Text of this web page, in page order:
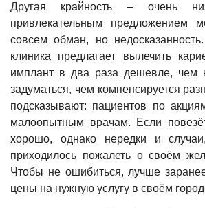
Другая крайность – очень
привлекательным предложением
совсем обман, но
клиника предлагает вылечить
имплант в два раза дешевле, чем
задуматься, чем компенсируется
подсказывают: пациентов по
малоопытным врачам. Если
хорошо, однако нередки и
приходилось пожалеть о своём
Чтобы не ошибиться, лучше
цены на нужную услугу в своём